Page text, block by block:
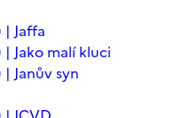
Jaffa
Jako malí kluci
Janův syn